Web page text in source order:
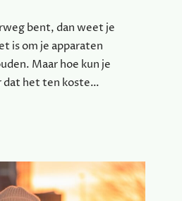
bent, dan weet je
is om je apparaten
Maar hoe kun je
dat het ten koste…